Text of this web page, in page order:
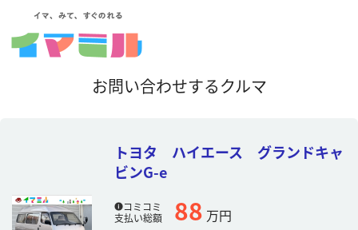
お問い合わせするクルマ
トヨタ ハイエース グランドキャ
ビンG-e
コミコミ
支払い総額
88 万円